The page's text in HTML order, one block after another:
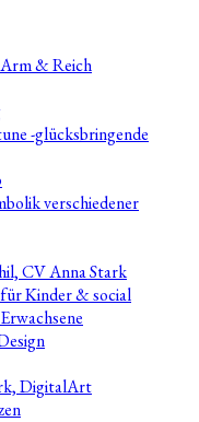
& Reich
-glücksbringende
verschiedener
CV Anna Stark
Kinder & social
DigitalArt